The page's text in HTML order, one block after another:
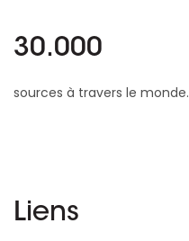
30.000
sources à travers le monde.
Liens